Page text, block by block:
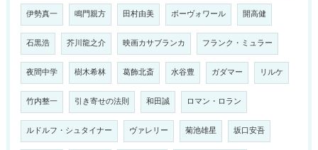
伊勢真一 鳴門親方 田村由美 ボーヴォワール 開高健
石黒浩 芥川龍之介 映画カサブランカ フランク・ミュラー
夜間中学 樹木希林 葛飾北斎 水谷豊 ガダマー リルケ
竹内整一 引き寄せの法則 和田誠 ロマン・ロラン
ルドルフ・シュタイナー ヴァレリー 菊池雄星 坂口安吾